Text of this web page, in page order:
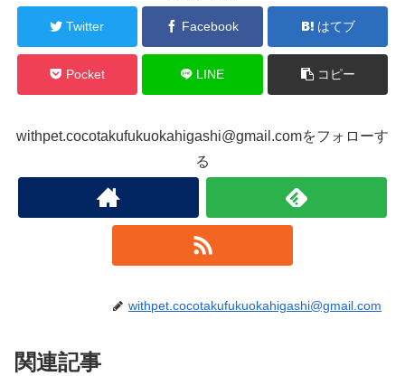
Twitter Facebook はてブ
Pocket LINE コピー
withpet.cocotakufukuokahigashi@gmail.comをフォローす
る
withpet.cocotakufukuokahigashi@gmail.com
関連記事